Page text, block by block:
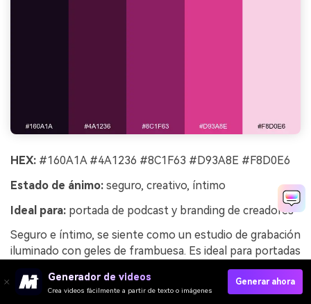
HEX: #160A1A #4A1236 #8C1F63 #D93A8E #F8D0E6
Estado de ánimo: seguro, creativo, íntimo
Ideal para: portada de podcast y branding de creadores
Seguro e íntimo, se siente como un estudio de grabación
iluminado con geles de frambuesa. Es ideal para portadas
de podcast, branding de creadores y perfiles donde el
color fuerte mejora el reconocimiento. Combina con
Generador de videos
Crea videos fácilmente a partir de texto o imágenes
Generar ahora